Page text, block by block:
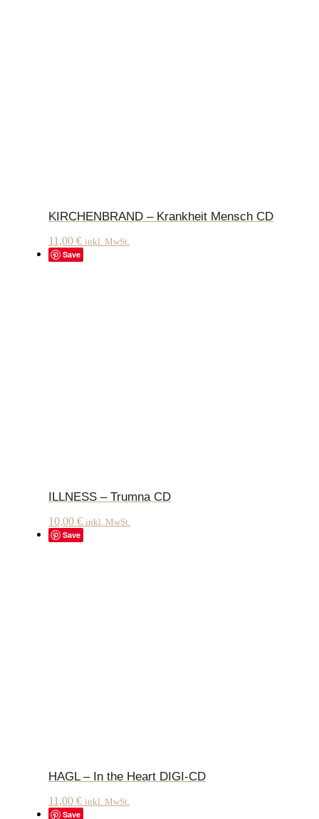
KIRCHENBRAND – Krankheit Mensch CD
11,00 € inkl. MwSt.
Save
ILLNESS – Trumna CD
10,00 € inkl. MwSt.
Save
HAGL – In the Heart DIGI-CD
11,00 € inkl. MwSt.
Save